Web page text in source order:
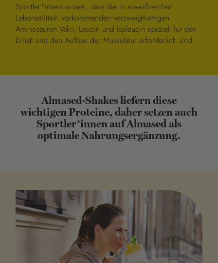
Sportler*innen wissen, dass die in eiweißreichen
Lebensmitteln vorkommenden verzweigtkettigen
Aminosäuren Valin, Leucin und Isoleucin speziell für den
Erhalt und den Aufbau der Muskulatur erforderlich sind.
Almased-Shakes liefern diese
wichtigen Proteine, daher setzen auch
Sportler*innen auf Almased als
optimale Nahrungsergänzung.